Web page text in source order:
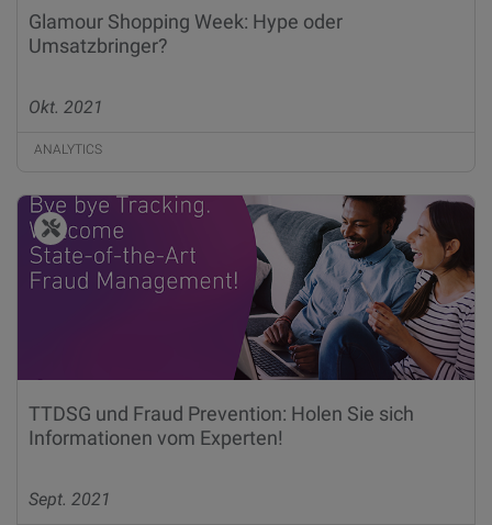
Glamour Shopping Week: Hype oder
Umsatzbringer?
Okt. 2021
ANALYTICS
TTDSG und Fraud Prevention: Holen Sie sich
Informationen vom Experten!
Sept. 2021